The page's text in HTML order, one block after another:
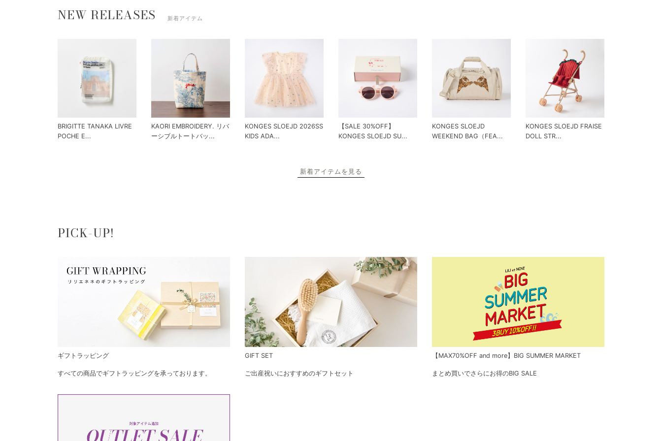
NEW RELEASES 新着アイテム
BRIGITTE TANAKA LIVRE
POCHE E...
KAORI EMBROIDERY. リバ
ーシブルトートバッ...
KONGES SLOEJD 2026SS
KIDS ADA...
【SALE 30%OFF】
KONGES SLOEJD SU...
KONGES SLOEJD
WEEKEND BAG（FEA...
KONGES SLOEJD FRAISE
DOLL STR...
新着アイテムを見る
PICK-UP!
ギフトラッピング
すべての商品でギフトラッピングを承っております。
GIFT SET
ご出産祝いにおすすめのギフトセット
【MAX70%OFF and more】BIG SUMMER MARKET
まとめ買いでさらにお得のBIG SALE